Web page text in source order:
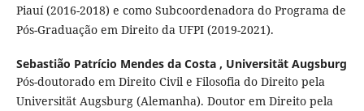
Piauí (2016-2018) e como Subcoordenadora do Programa de
Pós-Graduação em Direito da UFPI (2019-2021).
Sebastião Patrício Mendes da Costa , Universität Augsburg
Pós-doutorado em Direito Civil e Filosofia do Direito pela
Universität Augsburg (Alemanha). Doutor em Direito pela